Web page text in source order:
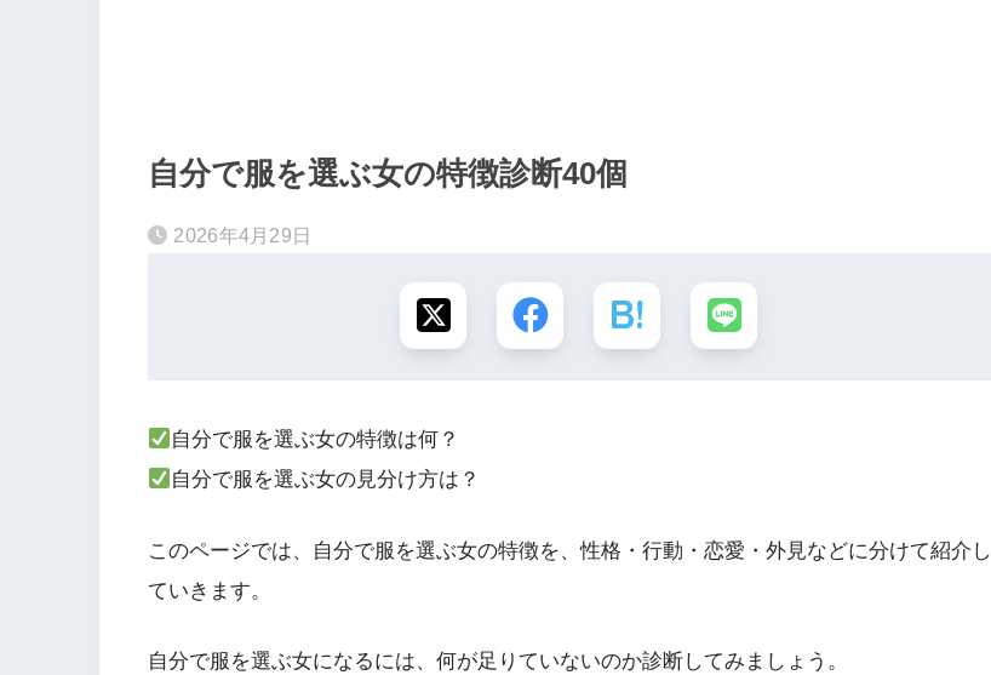
自分で服を選ぶ女の特徴診断40個
2026年4月29日
自分で服を選ぶ女の特徴は何？
自分で服を選ぶ女の見分け方は？
このページでは、自分で服を選ぶ女の特徴を、性格・行動・恋愛・外見などに分けて紹介し
ていきます。
自分で服を選ぶ女になるには、何が足りていないのか診断してみましょう。